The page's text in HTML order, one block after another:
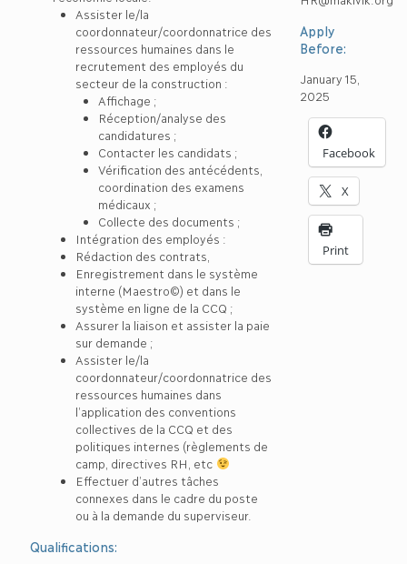
Assister le/la
coordonnateur/coordonnatrice des
ressources humaines dans le
recrutement des employés du
secteur de la construction :
Affichage ;
Réception/analyse des
candidatures ;
Contacter les candidats ;
Vérification des antécédents,
coordination des examens
médicaux ;
Collecte des documents ;
Intégration des employés :
Rédaction des contrats,
Enregistrement dans le système
interne (Maestro©) et dans le
système en ligne de la CCQ ;
Assurer la liaison et assister la paie
sur demande ;
Assister le/la
coordonnateur/coordonnatrice des
ressources humaines dans
l’application des conventions
collectives de la CCQ et des
politiques internes (règlements de
camp, directives RH, etc
Effectuer d’autres tâches
connexes dans le cadre du poste
ou à la demande du superviseur.
Qualifications:
Apply
Before:
January 15,
2025
Facebook
X
Print